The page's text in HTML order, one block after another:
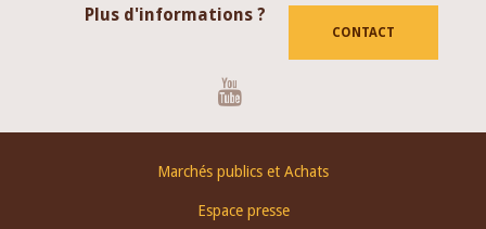
Plus d'informations ?
CONTACT
Marchés publics et Achats
Espace presse